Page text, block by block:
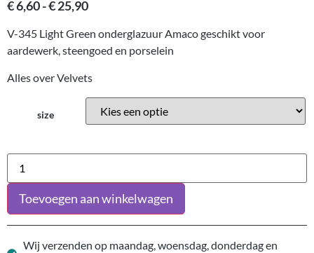
€6,60-€25,90
V-345 Light Green onderglazuur Amaco geschikt voor
aardewerk, steengoed en porselein
Alles over Velvets
size
Toevoegen aan winkelwagen
Wij verzenden op maandag, woensdag, donderdag en